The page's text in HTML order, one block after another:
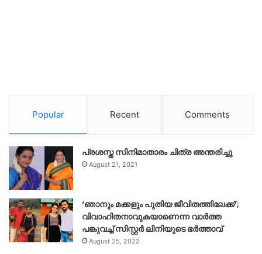
Popular Recent Comments
പ്രശസ്ത സിനിമാതാരം ചിത്ര അന്തരിച്ചു
August 21, 2021
‘ഞാനും മക്കളും പുതിയ ജീവിതത്തിലേക്ക്’;
വിവാഹിതനാവുകയാണെന്ന വാർത്ത
പങ്കുവച്ച് സിസ്റ്റർ ലിനിയുടെ ഭർത്താവ്
August 25, 2022